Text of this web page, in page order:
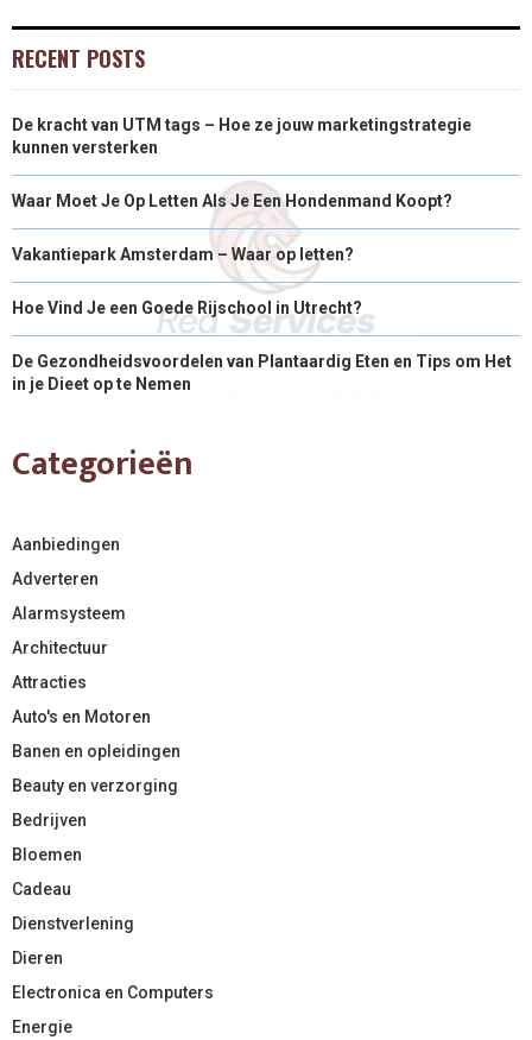
RECENT POSTS
De kracht van UTM tags – Hoe ze jouw marketingstrategie
kunnen versterken
Waar Moet Je Op Letten Als Je Een Hondenmand Koopt?
Vakantiepark Amsterdam – Waar op letten?
Hoe Vind Je een Goede Rijschool in Utrecht?
De Gezondheidsvoordelen van Plantaardig Eten en Tips om Het
in je Dieet op te Nemen
Categorieën
Aanbiedingen
Adverteren
Alarmsysteem
Architectuur
Attracties
Auto's en Motoren
Banen en opleidingen
Beauty en verzorging
Bedrijven
Bloemen
Cadeau
Dienstverlening
Dieren
Electronica en Computers
Energie